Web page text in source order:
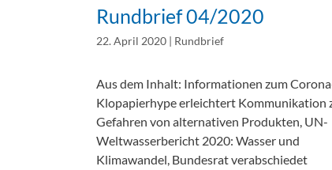
Jahresberichte
Nein Danke!
Rekommunalisierung
Interkommunale Zusammenarbeit
Menschenrecht auf Wasser
Rundbrief 04/2020
22. April 2020 Rundbrief
Aus dem Inhalt: Informationen zum
Klopapierhype erleichtert Kommunikation
Gefahren von alternativen Produkten, UN-
Weltwasserbericht 2020: Wasser und
Klimawandel, Bundesrat verabschiedet